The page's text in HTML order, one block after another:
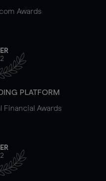
Awards
PLATFORM
Financial Awards